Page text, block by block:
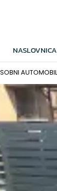
NASLOVNICA